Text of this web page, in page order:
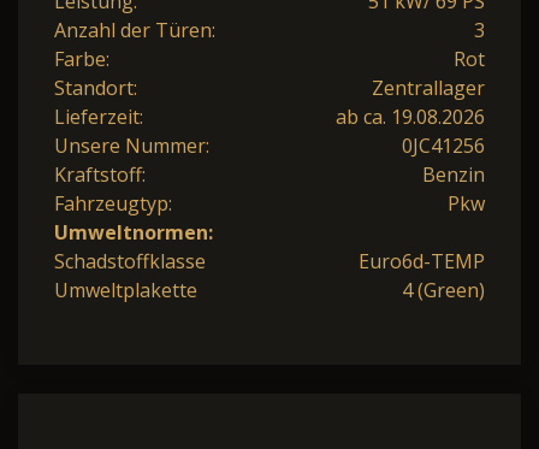
Anzahl der Türen:
3
Farbe:
Rot
Standort:
Zentrallager
Lieferzeit:
ab ca. 19.08.2026
Unsere Nummer:
0JC41256
Kraftstoff:
Benzin
Fahrzeugtyp:
Pkw
Umweltnormen:
Schadstoffklasse
Euro6d-TEMP
Umweltplakette
4 (Green)